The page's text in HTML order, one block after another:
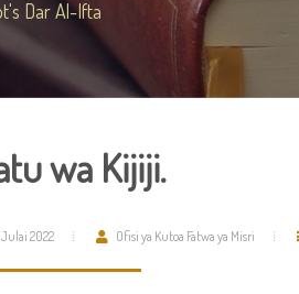
Dar Al-Ifta
wa Kijiji.
Julai 2022 Ofisi ya Kutoa Fatwa ya Misri